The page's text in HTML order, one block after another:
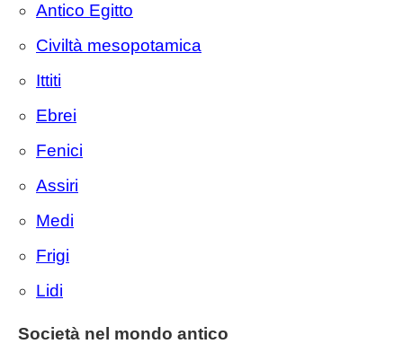
Antico Egitto
Civiltà mesopotamica
Ittiti
Ebrei
Fenici
Assiri
Medi
Frigi
Lidi
Società nel mondo antico